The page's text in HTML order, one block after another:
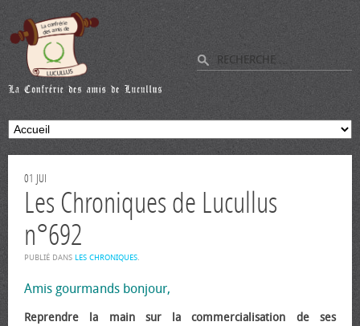
01 JUI
Les Chroniques de Lucullus
n°692
PUBLIÉ DANS LES CHRONIQUES.
Amis gourmands bonjour,
Reprendre la main sur la commercialisation de ses